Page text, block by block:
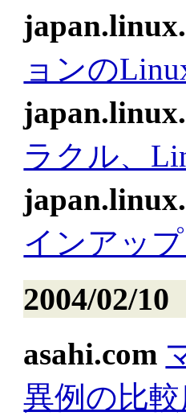
ョンの
ラクル、
インアッ
2004/02/10
asahi.com
異例の比